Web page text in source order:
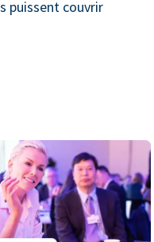
puissent couvrir